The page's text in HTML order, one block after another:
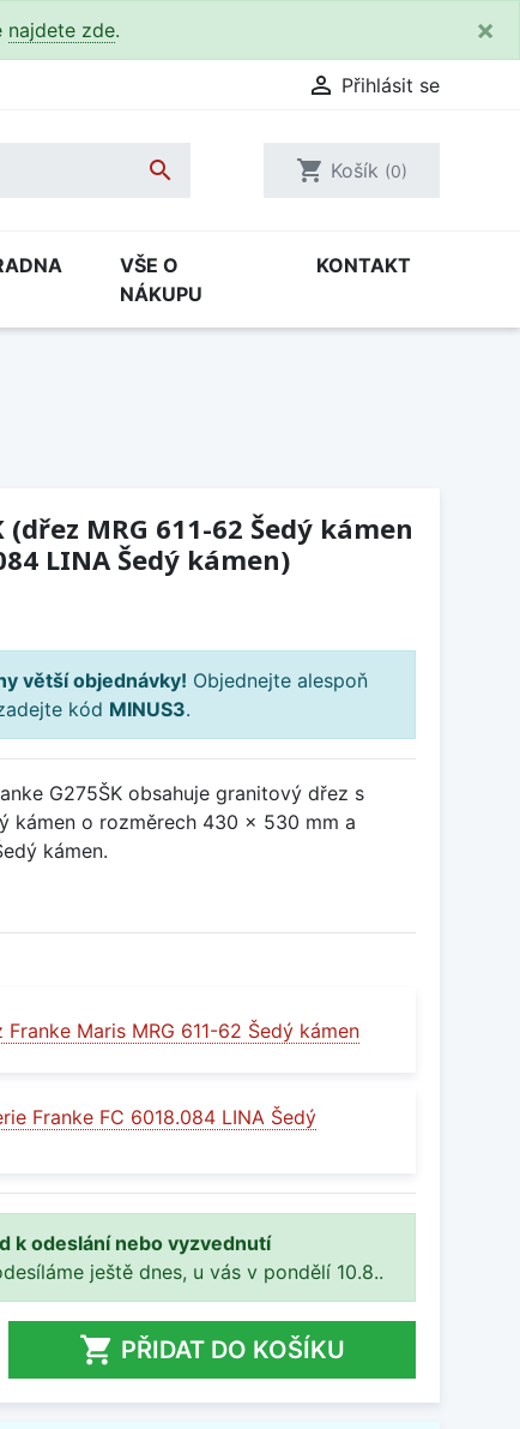
najdete zde. ×
 Přihlásit se
 shopping_cart Košík (0)
VŠE O
NÁKUPU
KONTAKT
(dřez MRG 611-62 Šedý kámen
LINA Šedý kámen)
větší objednávky! Objednejte alespoň
kód MINUS3.
G275ŠK obsahuje granitový dřez s
kámen o rozměrech 430 x 530 mm a
kámen.
Franke Maris MRG 611-62 Šedý kámen
Franke FC 6018.084 LINA Šedý
k odeslání nebo vyzvednutí
ještě dnes, u vás v pondělí 10.8..
 PŘIDAT DO KOŠÍKU